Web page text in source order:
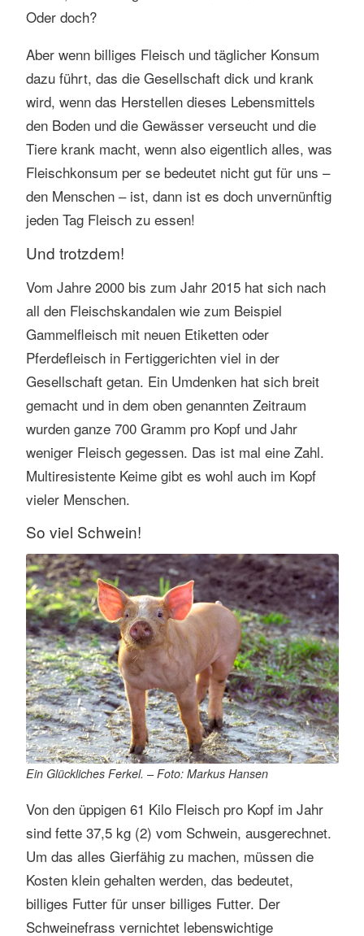
Oder doch?
Aber wenn billiges Fleisch und täglicher Konsum
dazu führt, das die Gesellschaft dick und krank
wird, wenn das Herstellen dieses Lebensmittels
den Boden und die Gewässer verseucht und die
Tiere krank macht, wenn also eigentlich alles, was
Fleischkonsum per se bedeutet nicht gut für uns –
den Menschen – ist, dann ist es doch unvernünftig
jeden Tag Fleisch zu essen!
Und trotzdem!
Vom Jahre 2000 bis zum Jahr 2015 hat sich nach
all den Fleischskandalen wie zum Beispiel
Gammelfleisch mit neuen Etiketten oder
Pferdefleisch in Fertiggerichten viel in der
Gesellschaft getan. Ein Umdenken hat sich breit
gemacht und in dem oben genannten Zeitraum
wurden ganze 700 Gramm pro Kopf und Jahr
weniger Fleisch gegessen. Das ist mal eine Zahl.
Multiresistente Keime gibt es wohl auch im Kopf
vieler Menschen.
So viel Schwein!
Ein Glückliches Ferkel. – Foto: Markus Hansen
Von den üppigen 61 Kilo Fleisch pro Kopf im Jahr
sind fette 37,5 kg (2) vom Schwein, ausgerechnet.
Um das alles Gierfähig zu machen, müssen die
Kosten klein gehalten werden, das bedeutet,
billiges Futter für unser billiges Futter. Der
Schweinefrass vernichtet lebenswichtige